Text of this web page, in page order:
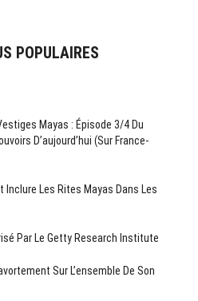
POPULAIRES
Mayas : Épisode 3/4 Du
D’aujourd’hui (sur France-
Inclure Les Rites Mayas Dans Les
Par Le Getty Research Institute
Sur L’ensemble De Son